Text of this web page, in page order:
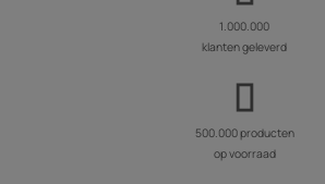
1.000.000
klanten geleverd
500.000 producten
op voorraad